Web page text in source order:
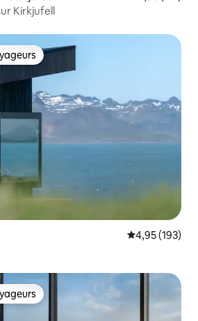
Kirkjufell
les plus appréciés
Évaluation
4,95 (193)
les plus appréciés